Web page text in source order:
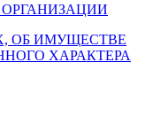
ОБ ИМУЩЕСТВЕ
ХАРАКТЕРА